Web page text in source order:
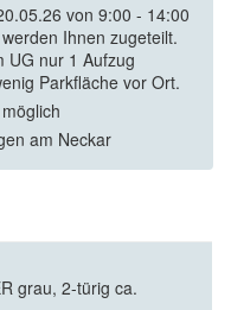
von 9:00 - 14:00
Ihnen zugeteilt.
UG nur 1 Aufzug
Parkfläche vor Ort.
am Neckar
grau, 2-türig ca.